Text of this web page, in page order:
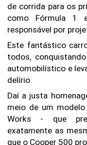
de corrida para os
como Fórmula 1
responsável por
Este fantástico
todos,
automobilístico e
delírio.
Daí a justa
meio de um
Works - que
exatamente as
que o Cooper 500